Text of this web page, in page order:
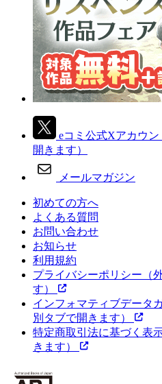
eコミ公式Xアカウン
開きます）
メールマガジン
初めての方へ
よくある質問
お問い合わせ
お知らせ
利用規約
プライバシーポリシー （
す）
インフォマティブデータ
別タブで開きます）
特定商取引法に基づく表
きます）